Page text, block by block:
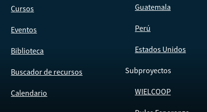
Cursos
Eventos
Biblioteca
Buscador de recursos
Calendario
Guatemala
Perú
Estados Unidos
Subproyectos
WIELCOOP